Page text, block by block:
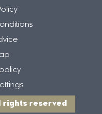
rights reserved